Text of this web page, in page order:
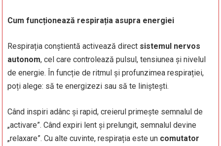
Cum funcționează respirația asupra energiei
Respirația conștientă activează direct sistemul nervos
autonom, cel care controlează pulsul, tensiunea și nivelul
de energie. În funcție de ritmul și profunzimea respirației,
poți alege: să te energizezi sau să te liniștești.
Când inspiri adânc și rapid, creierul primește semnalul de
„activare”. Când expiri lent și prelungit, semnalul devine
„relaxare”. Cu alte cuvinte, respirația este un comutator